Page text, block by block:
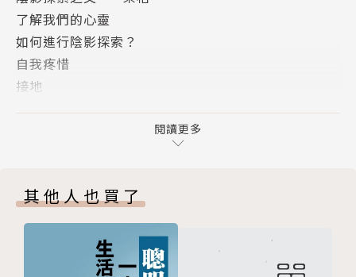
路。
本書作者凱拉・莎欣是獲認證的認知行為治療師，長期
研究身心靈療癒，她以陰影探索為主軸發展出的一系列
廣大迴響與分享熱潮，締造了百萬銷量奇蹟。坦誠面對
與同理心，不帶批判地面對自己，將內心的痛苦化為指
引，發現從沒思考過的渴望、與過去的傷痛和解，當我
們真正接納、整合陰影，才有機會翻轉認知與行為模
式，更接近理想的自己。
了解我們的心靈
如何進行陰影探索？
自我疼惜
接地
傷口對應
填空練習
釋放停滯的能量
肯定你的內在小孩
閱讀更多
其他人也買了